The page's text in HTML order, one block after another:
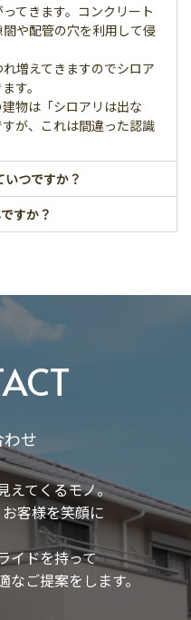
てきます。コンクリート
や配管の穴を利用して侵
増えてきますのでシロア
す。
物は「シロアリは出な
が、これは間違った認識
つですか？
すか？
せ
えてくるモノ。
客様を笑顔に
イドを持って
なご提案をします。